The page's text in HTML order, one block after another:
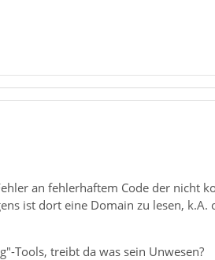
an fehlerhaftem Code der nicht
ist dort eine Domain zu lesen, k.A.
Tools, treibt da was sein Unwesen?